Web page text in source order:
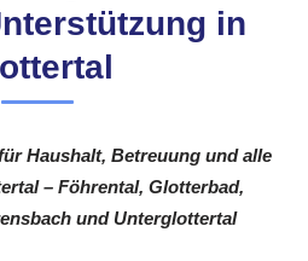
in
Haushalt, Betreuung und alle
– Föhrental, Glotterbad,
und Unterglottertal